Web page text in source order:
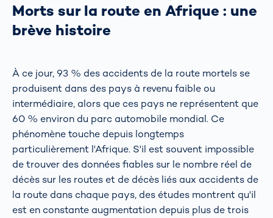
Morts sur la route en Afrique : une
brève histoire
À ce jour, 93 % des accidents de la route mortels se
produisent dans des pays à revenu faible ou
intermédiaire, alors que ces pays ne représentent que
60 % environ du parc automobile mondial. Ce
phénomène touche depuis longtemps
particulièrement l'Afrique. S'il est souvent impossible
de trouver des données fiables sur le nombre réel de
décès sur les routes et de décès liés aux accidents de
la route dans chaque pays, des études montrent qu'il
est en constante augmentation depuis plus de trois